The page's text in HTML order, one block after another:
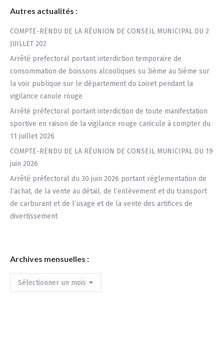
Autres actualités :
COMPTE-RENDU DE LA RÉUNION DE CONSEIL MUNICIPAL DU 2
JUILLET 202
Arrêté prefectoral portant interdiction temporaire de
consommation de boissons alcooliques su 3ième au 5ième sur
la voir publique sur le département du Loiret pendant la
vigilance canule rouge
Arrêté préfectoral portant interdiction de toute manifestation
sportive en raison de la vigilance rouge canicule à compter du
11 juillet 2026
COMPTE-RENDU DE LA RÉUNION DE CONSEIL MUNICIPAL DU 19
juin 2026
Arrêté préfectoral du 30 juin 2026 portant réglementation de
l’achat, de la vente au détail, de l’enlèvement et du transport
de carburant et de l’usage et de la vente des artifices de
divertissement
Archives mensuelles :
Archives
mensuelles